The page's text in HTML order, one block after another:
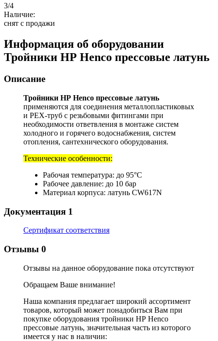
3/4
Наличие:
снят с продажи
Информация об оборудовании
Тройники НР Henco прессовые латунь
Описание
Тройники НР Henco прессовые латунь
применяются для соединения металлопластиковых
и РЕХ-труб с резьбовыми фитингами при
необходимости ответвления в монтаже систем
холодного и горячего водоснабжения, систем
отопления, сантехнического оборудования.
Технические особенности:
Рабочая температура: до 95°С
Рабочее давление: до 10 бар
Материал корпуса: латунь CW617N
Документация 1
Сертификат соответствия
Отзывы 0
Отзывы на данное оборудование пока отсутствуют
Обращаем Ваше внимание!
Наша компания предлагает широкий ассортимент
товаров, который может понадобиться Вам при
покупке оборудования тройники НР Henco
прессовые латунь, значительная часть из которого
имеется у нас в наличии: